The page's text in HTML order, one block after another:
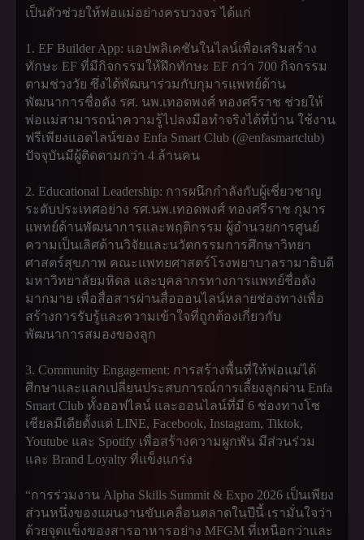
เป็นตัวช่วยให้พ่อแม่อย่างครบวงจร ได้แก่
1. EF Builder App: แอปพลิเคชันในไลน์เพื่อเสริมสร้าง
ทักษะ EF ที่มีกิจกรรมให้ฝึกทักษะ EF กว่า 700 กิจกรรม
ตามช่วงวัย ซึ่งได้พัฒนาร่วมกับกุมารแพทย์ด้าน
พัฒนาการชื่อดัง รศ. นพ.เทอดพงศ์ ทองศรีราช ช่วยให้
พ่อแม่สามารถนำความรู้ไปลงมือทำจริงได้ที่บ้าน ใช้งาน
ฟรีเพียงแอดไลน์ของ Enfa Smart Club (@enfasmartclub)
ปัจจุบันมีผู้ติดตามกว่า 4 ล้านคน
2. Educational Leadership: การผนึกกำลังกับผู้เชี่ยวชาญ
ระดับประเทศอย่าง รศ.นพ.เทอดพงศ์ ทองศรีราช กุมาร
แพทย์ด้านพัฒนาการและพฤติกรรม ผู้อำนวยการศูนย์
ความเป็นเลิศด้านวิจัยและนวัตกรรมการศึกษาวิทยา
ศาสตร์สุขภาพ คณะแพทยศาสตร์โรงพยาบาลรามาธิบดี
มหาวิทยาลัยมหิดล และบุคลากรทางการแพทย์ชื่อดัง
มากมาย เพื่อสื่อสารผ่านสื่อออนไลน์หลายช่องทางเพื่อ
สร้างการรับรู้และความเข้าใจที่ถูกต้องเกี่ยวกับ
พัฒนาการสมองของลูก
3. Community Engagement: การสร้างพื้นที่ให้พ่อแม่ได้
ศึกษาและแลกเปลี่ยนประสบการณ์การเลี้ยงลูกผ่าน Enfa
Smart Club ทั้งออฟไลน์ และออนไลน์ที่มี 6 ช่องทางโซ
เชียลมีเดียตั้งแต่ LINE, Facebook, Instagram, Tiktok,
Youtube และ Spotify เพื่อสร้างความผูกพัน มีส่วนร่วม
และ Brand Loyalty ที่แข็งแกร่ง
“การร่วมงาน Alpha Skills Summit & Expo 2026 เป็นเพียง
ส่วนหนึ่งของแผนงานขับเคลื่อนตลาดในปีนี้ เรามั่นใจว่า
ด้วยจุดแข็งของสารอาหารอย่าง MFGM ที่เหนือกว่าและ